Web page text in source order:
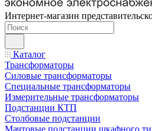
Интернет-магазин
Каталог
Трансформаторы
Силовые трансформаторы
Специальные трансформаторы
Измерительные трансформаторы
Подстанции КТП
Столбовые подстанции
Мачтовые подстанции шкафного